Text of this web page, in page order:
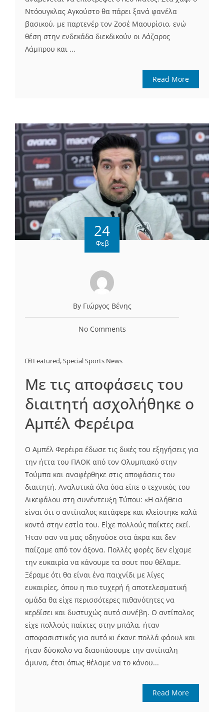
Ντόουγκλας Αγκούστο θα πάρει ξανά φανέλα
βασικού, με παρτενέρ τον Ζοσέ Μαουρίσιο, ενώ
θέση στην ενδεκάδα διεκδικούν οι Λάζαρος
Λάμπρου και ...
Read More
24
Φεβ
By Γιώργος Βένης
No Comments
Featured,Special Sports News
Με τις αποφάσεις του
διαιτητή ασχολήθηκε ο
Αμπέλ Φερέιρα
Ο Αμπέλ Φερέιρα έδωσε τις δικές του εξηγήσεις για
την ήττα του ΠΑΟΚ από τον Ολυμπιακό στην
Τούμπα και αναφέρθηκε στις αποφάσεις του
διαιτητή. Αναλυτικά όλα όσα είπε ο τεχνικός του
Δικεφάλου στη συνέντευξη Τύπου: «Η αλήθεια
είναι ότι ο αντίπαλος κατάφερε και κλείστηκε καλά
κοντά στην εστία του. Είχε πολλούς παίκτες εκεί.
Ήταν σαν να μας οδηγούσε στα άκρα και δεν
παίζαμε από τον άξονα. Πολλές φορές δεν είχαμε
την ευκαιρία να κάνουμε τα σουτ που θέλαμε.
Ξέραμε ότι θα είναι ένα παιχνίδι με λίγες
ευκαιρίες, όπου η πιο τυχερή ή αποτελεσματική
ομάδα θα είχε περισσότερες πιθανότητες να
κερδίσει και δυστυχώς αυτό συνέβη. Ο αντίπαλος
είχε πολλούς παίκτες στην μπάλα, ήταν
αποφασιστικός για αυτό κι έκανε πολλά φάουλ και
ήταν δύσκολο να διασπάσουμε την αντίπαλη
άμυνα, έτσι όπως θέλαμε να το κάνου...
Read More